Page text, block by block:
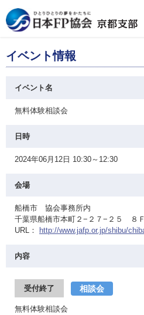
イベント情報
イベント名
無料体験相談会
日時
2024年06月12日 10:30～12:30
会場
船橋市 協会事務所内
千葉県船橋市本町２−２７−２５ ８Ｆ
URL：
http://www.jafp.or.jp/shibu/
内容
受付終了 相談会
無料体験相談会